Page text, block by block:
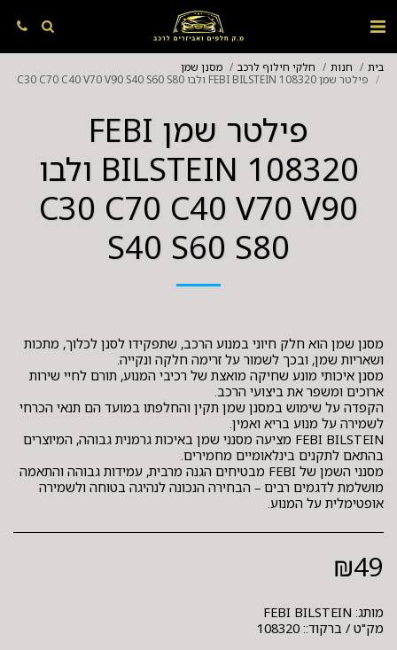
בית חנות חלקי חילוף לרכב
מסנן שמן
פילטר שמן FEBI BILSTEIN 108320 ולבו C30 C70 C40 V70 V90 S40 S60 S80
פילטר שמן FEBI
BILSTEIN 108320 ולבו
C30 C70 C40 V70 V90
S40 S60 S80
מסנן שמן הוא חלק חיוני במנוע הרכב, שתפקידו לסנן לכלוך, מתכות
מסנן איכותי מונע שחיקה מואצת של רכיבי המנוע, תורם לחיי שירות
הקפדה על שימוש במסנן שמן תקין והחלפתו במועד הם תנאי הכרחי
FEBI BILSTEIN מציעה מסנני שמן באיכות גרמנית גבוהה, המיוצרים
מסנני השמן של FEBI מבטיחים הגנה מרבית, עמידות גבוהה והתאמה
מושלמת לדגמים רבים – הבחירה הנכונה לנהיגה בטוחה ולשמירה
אופטימלית על המנוע.
₪49
מותג: FEBI BILSTEIN
מק"ט / ברקוד:: 108320